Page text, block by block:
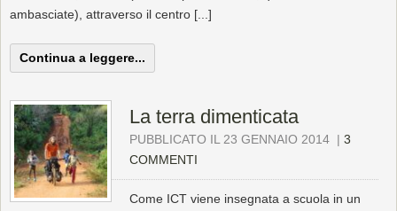
ambasciate), attraverso il centro [...]
Continua a leggere...
La terra dimenticata
PUBBLICATO IL 23 GENNAIO 2014 | 3
COMMENTI
Come ICT viene insegnata a scuola in un